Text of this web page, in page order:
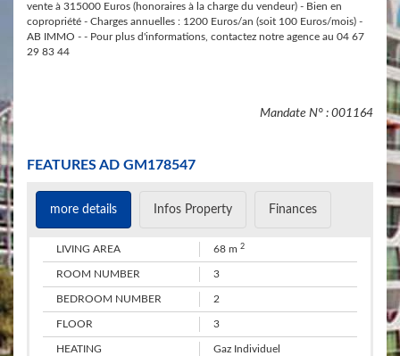
vente à 315000 Euros (honoraires à la charge du vendeur) - Bien en
copropriété - Charges annuelles : 1200 Euros/an (soit 100 Euros/mois) -
AB IMMO - - Pour plus d'informations, contactez notre agence au 04 67
29 83 44
Mandate N° : 001164
​FEATURES AD GM178547
more details Infos Property Finances
​LIVING AREA 68 m 2
ROOM NUMBER 3
BEDROOM NUMBER 2
​FLOOR 3
​HEATING Gaz Individuel